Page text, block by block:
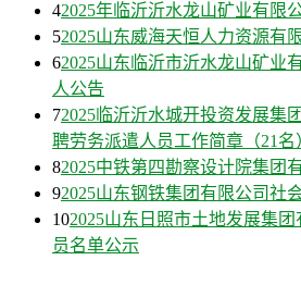
42025年临沂沂水龙山矿业有限
52025山东威海天恒人力资源有
62025山东临沂市沂水龙山矿业
人公告
72025临沂沂水城开投资发展集
聘劳务派遣人员工作简章（21名
82025中铁第四勘察设计院集团
92025山东钢铁集团有限公司社
102025山东日照市土地发展集
员名单公示